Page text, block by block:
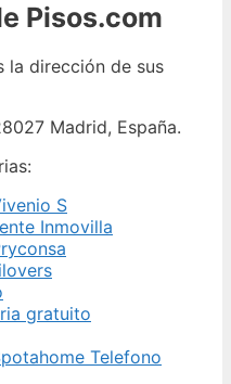
Pisos.com
la dirección de sus
Madrid, España.
S
Inmovilla
gratuito
Telefono